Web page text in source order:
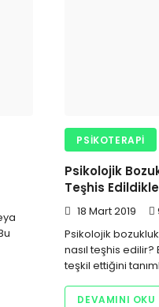
PSIKOTERAPI
Psikolojik
Teşhis
18 Mart 2019
Psikolojik
nasıl teşhis
teşkil ettiğini
DEVAMINI OKU